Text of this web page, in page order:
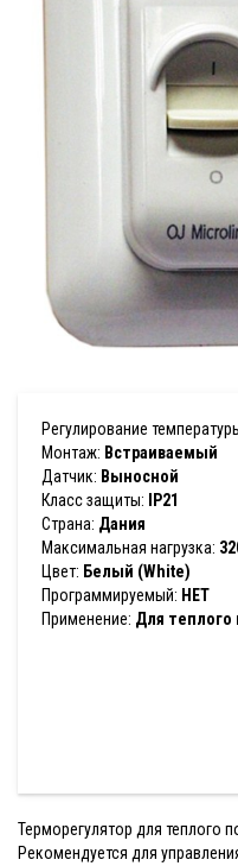
Регулирование
Монтаж: Встраиваемый
Датчик: Выносной
Класс защиты:
IP21
Страна: Дания
Максимальная нагрузка:
Цвет: Белый (White)
Программируемый: НЕТ
Применение: Для теплого
Терморегулятор для теплого
Рекомендуется для